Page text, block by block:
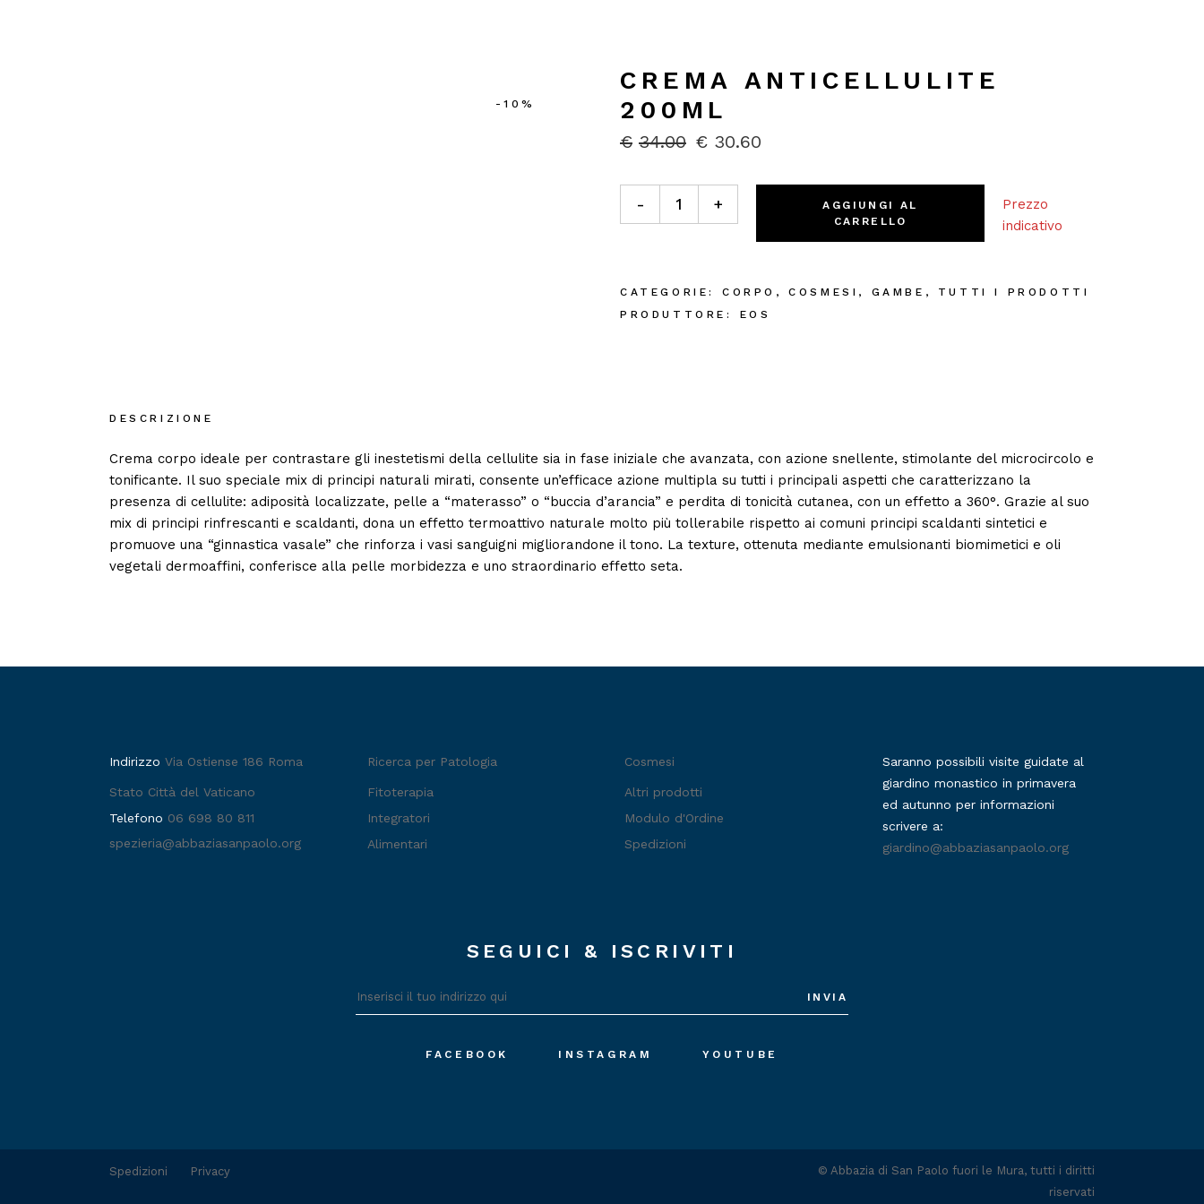
-10%
CREMA ANTICELLULITE
200ML
€ 34.00
IL
ORIGINALE
ERA:
€34.00.
€ 30.60
IL
ATTUALE
€30.60.
Crema Anticellulite 200ml quantity
- +
AGGIUNGI AL
CARRELLO
Prezzo
indicativo
CATEGORIE: CORPO ,COSMESI , GAMBE , TUTTI I PRODOTTI
PRODUTTORE:
EOS
DESCRIZIONE
Crema corpo ideale per contrastare gli inestetismi della cellulite sia in fase iniziale che avanzata, con azione snellente, stimolante del microcircolo e
tonificante. Il suo speciale mix di principi naturali mirati, consente un’efficace azione multipla su tutti i principali aspetti che caratterizzano la
presenza di cellulite: adiposità localizzate, pelle a “materasso” o “buccia d’arancia” e perdita di tonicità cutanea, con un effetto a 360°. Grazie al suo
mix di principi rinfrescanti e scaldanti, dona un effetto termoattivo naturale molto più tollerabile rispetto ai comuni principi scaldanti sintetici e
promuove una “ginnastica vasale” che rinforza i vasi sanguigni migliorandone il tono. La texture, ottenuta mediante emulsionanti biomimetici e oli
vegetali dermoaffini, conferisce alla pelle morbidezza e uno straordinario effetto seta.
Indirizzo Via Ostiense 186 Roma
Stato Città del Vaticano
Telefono 06 698 80 811
spezieria@abbaziasanpaolo.org
Ricerca per Patologia
Fitoterapia
Integratori
Alimentari
Cosmesi
Altri prodotti
Modulo d'Ordine
Spedizioni
Saranno possibili visite guidate al
giardino monastico in primavera
ed autunno per informazioni
scrivere a:
giardino@abbaziasanpaolo.org
SEGUICI & ISCRIVITI
INVIA
FACEBOOK INSTAGRAM YOUTUBE
Spedizioni Privacy © Abbazia di San Paolo fuori le Mura, tutti i diritti
riservati